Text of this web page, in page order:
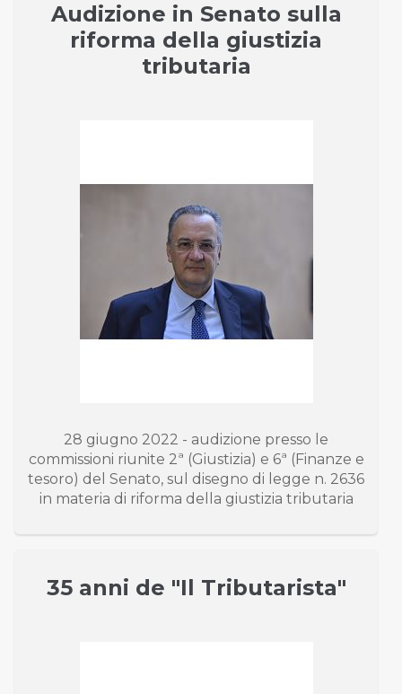
Audizione in Senato sulla
riforma della giustizia
tributaria
28 giugno 2022 - audizione presso le
commissioni riunite 2ª (Giustizia) e 6ª (Finanze e
tesoro) del Senato, sul disegno di legge n. 2636
in materia di riforma della giustizia tributaria
35 anni de "Il Tributarista"